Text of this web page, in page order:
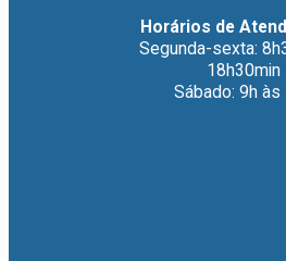
Horários de
Segunda-sexta:
18h30min
Sábado: 9h às